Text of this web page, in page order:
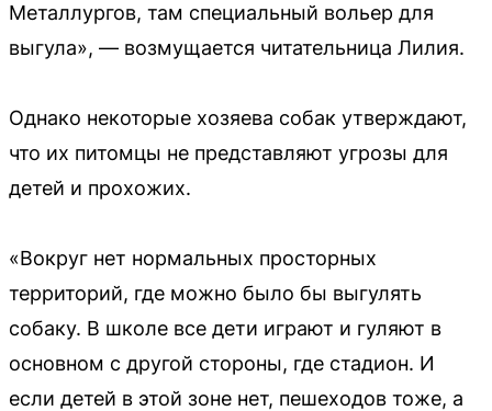
Металлургов, там специальный вольер для
выгула», — возмущается читательница Лилия.
Однако некоторые хозяева собак утверждают,
что их питомцы не представляют угрозы для
детей и прохожих.
«Вокруг нет нормальных просторных
территорий, где можно было бы выгулять
собаку. В школе все дети играют и гуляют в
основном с другой стороны, где стадион. И
если детей в этой зоне нет, пешеходов тоже, а